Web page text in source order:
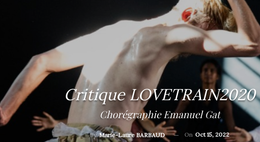
Critique LOVETRAIN2020
Chorégraphie Emanuel Gat
ByMarie-Laure BARBAUD On Oct 15, 2022